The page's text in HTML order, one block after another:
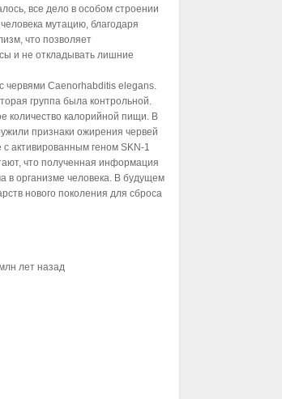
все дело в особом строении
мутацию, благодаря
что позволяет
и не откладывать лишние
червями Caenorhabditis elegans.
группа была контрольной.
количество калорийной пищи. В
признаки ожирения червей
с активированным геном SKN-1
что полученная информация
в организме человека. В будущем
нового поколения для сброса
лет назад